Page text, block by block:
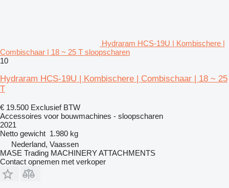
Hydraram HCS-19U | Kombischere |
Combischaar | 18 ~ 25 T sloopscharen
10
Hydraram HCS-19U | Kombischere | Combischaar | 18 ~ 25
T
€ 19.500 Exclusief BTW
Accessoires voor bouwmachines - sloopscharen
2021
Netto gewicht 1.980 kg
Nederland, Vaassen
MASE Trading MACHINERY ATTACHMENTS
Contact opnemen met verkoper